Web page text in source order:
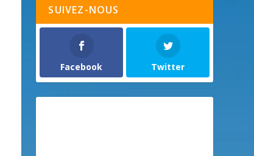
SUIVEZ-NOUS
Facebook Twitter